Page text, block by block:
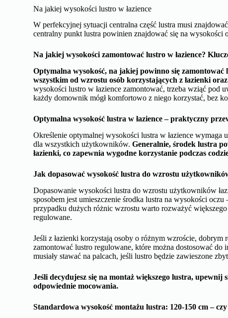
Na jakiej wysokości lustro w łazience
W perfekcyjnej sytuacji centralna część lustra musi
centralny punkt lustra powinien znajdować się na wysokości
Na jakiej wysokości zamontować lustro w łazience?
Optymalna wysokość, na jakiej powinno się
wszystkim od wzrostu osób korzystających z łazienki
wysokości lustro w łazience zamontować, trzeba wziąć pod
każdy domownik mógł komfortowo z niego korzystać, bez
Optymalna wysokość lustra w łazience – praktyczny
Określenie optymalnej wysokości lustra w łazience
dla wszystkich użytkowników.Generalnie, środek lustra
łazienki, co zapewnia wygodne korzystanie podczas
Jak dopasować wysokość lustra do wzrostu
Dopasowanie wysokości lustra do wzrostu użytkowników
sposobem jest umieszczenie środka lustra na wysokości
przypadku dużych różnic wzrostu warto rozważyć
regulowane.
Jeśli z łazienki korzystają osoby o różnym wzroście,
zamontować lustro regulowane, które można dostosować
musiały stawać na palcach, jeśli lustro będzie zawieszone
Jeśli decydujesz się na montaż większego lustra, upewnij
odpowiednie mocowania.
Standardowa wysokość montażu lustra: 120-150 cm – czy